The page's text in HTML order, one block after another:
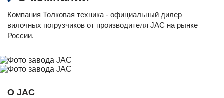
Компания Толковая техника - официальный дилер
вилочных погрузчиков от производителя JAC на рынке
России.
О JAC